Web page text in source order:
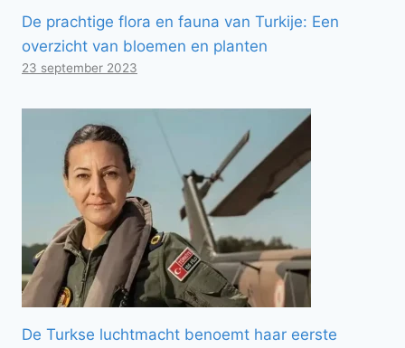
De prachtige flora en fauna van Turkije: Een
overzicht van bloemen en planten
23 september 2023
De Turkse luchtmacht benoemt haar eerste